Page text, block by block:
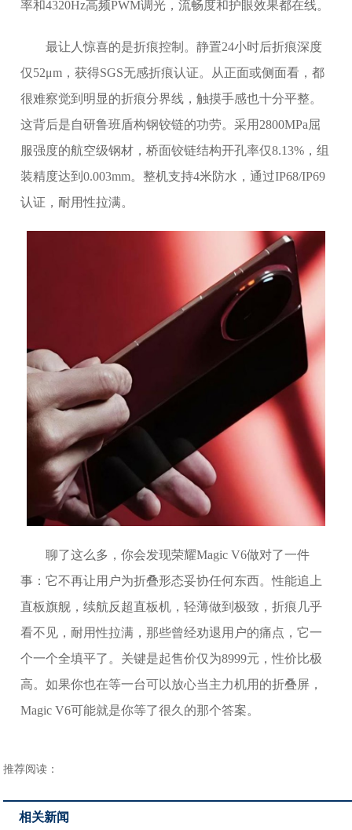
率和4320Hz高频PWM调光，流畅度和护眼效果都在线。
最让人惊喜的是折痕控制。静置24小时后折痕深度
仅52μm，获得SGS无感折痕认证。从正面或侧面看，都
很难察觉到明显的折痕分界线，触摸手感也十分平整。
这背后是自研鲁班盾构钢铰链的功劳。采用2800MPa屈
服强度的航空级钢材，桥面铰链结构开孔率仅8.13%，组
装精度达到0.003mm。整机支持4米防水，通过IP68/IP69
认证，耐用性拉满。
聊了这么多，你会发现荣耀Magic V6做对了一件
事：它不再让用户为折叠形态妥协任何东西。性能追上
直板旗舰，续航反超直板机，轻薄做到极致，折痕几乎
看不见，耐用性拉满，那些曾经劝退用户的痛点，它一
个一个全填平了。关键是起售价仅为8999元，性价比极
高。如果你也在等一台可以放心当主力机用的折叠屏，
Magic V6可能就是你等了很久的那个答案。
推荐阅读：
相关新闻